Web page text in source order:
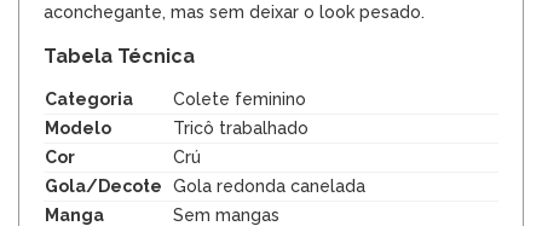
aconchegante, mas sem deixar o look pesado.
Tabela Técnica
Categoria
Colete feminino
Modelo
Tricô trabalhado
Cor
Crú
Gola/Decote
Gola redonda canelada
Manga
Sem mangas